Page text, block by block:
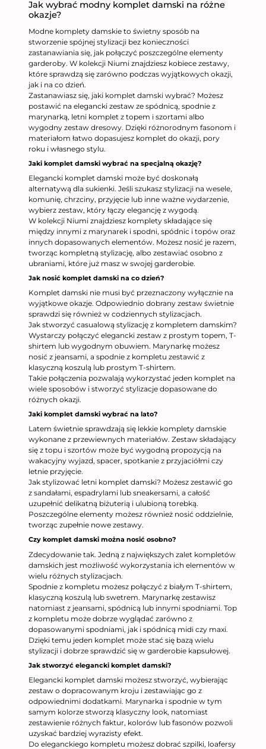
Jak wybrać modny komplet damski na różne
okazje?
Modne komplety damskie to świetny sposób na
stworzenie spójnej stylizacji bez konieczności
zastanawiania się, jak połączyć poszczególne elementy
garderoby. W kolekcji Niumi znajdziesz kobiece zestawy,
które sprawdzą się zarówno podczas wyjątkowych okazji,
jak i na co dzień.
Zastanawiasz się, jaki komplet damski wybrać? Możesz
postawić na elegancki zestaw ze spódnicą, spodnie z
marynarką, letni komplet z topem i szortami albo
wygodny zestaw dresowy. Dzięki różnorodnym fasonom i
materiałom łatwo dopasujesz komplet do okazji, pory
roku i własnego stylu.
Jaki komplet damski wybrać na specjalną okazję?
Elegancki komplet damski może być doskonałą
alternatywą dla sukienki. Jeśli szukasz stylizacji na wesele,
komunię, chrzciny, przyjęcie lub inne ważne wydarzenie,
wybierz zestaw, który łączy elegancję z wygodą.
W kolekcji Niumi znajdziesz komplety składające się
między innymi z marynarek i spodni, spódnic i topów oraz
innych dopasowanych elementów. Możesz nosić je razem,
tworząc kompletną stylizację, albo zestawiać osobno z
ubraniami, które już masz w swojej garderobie.
Jak nosić komplet damski na co dzień?
Komplet damski nie musi być przeznaczony wyłącznie na
wyjątkowe okazje. Odpowiednio dobrany zestaw świetnie
sprawdzi się również w codziennych stylizacjach.
Jak stworzyć casualową stylizację z kompletem damskim?
Wystarczy połączyć elegancki zestaw z prostym topem, T-
shirtem lub wygodnym obuwiem. Marynarkę możesz
nosić z jeansami, a spodnie z kompletu zestawić z
klasyczną koszulą lub prostym T-shirtem.
Takie połączenia pozwalają wykorzystać jeden komplet na
wiele sposobów i stworzyć stylizacje dopasowane do
różnych okazji.
Jaki komplet damski wybrać na lato?
Latem świetnie sprawdzają się lekkie komplety damskie
wykonane z przewiewnych materiałów. Zestaw składający
się z topu i szortów może być wygodną propozycją na
wakacyjny wyjazd, spacer, spotkanie z przyjaciółmi czy
letnie przyjęcie.
Jak stylizować letni komplet damski? Możesz zestawić go
z sandałami, espadrylami lub sneakersami, a całość
uzupełnić delikatną biżuterią i ulubioną torebką.
Poszczególne elementy możesz również nosić oddzielnie,
tworząc zupełnie nowe zestawy.
Czy komplet damski można nosić osobno?
Zdecydowanie tak. Jedną z największych zalet kompletów
damskich jest możliwość wykorzystania ich elementów w
wielu różnych stylizacjach.
Spodnie z kompletu możesz połączyć z białym T-shirtem,
klasyczną koszulą lub swetrem. Marynarkę zestawisz
natomiast z jeansami, spódnicą lub innymi spodniami. Top
z kompletu może dobrze wyglądać zarówno z
dopasowanymi spodniami, jak i spódnicą midi czy maxi.
Dzięki temu jeden komplet może stać się bazą wielu
stylizacji i dobrze sprawdzić się w garderobie kapsułowej.
Jak stworzyć elegancki komplet damski?
Elegancki komplet damski możesz stworzyć, wybierając
zestaw o dopracowanym kroju i zestawiając go z
odpowiednimi dodatkami. Marynarka i spodnie w tym
samym kolorze stworzą klasyczny look, natomiast
zestawienie różnych faktur, kolorów lub fasonów pozwoli
uzyskać bardziej wyrazisty efekt.
Do eleganckiego kompletu możesz dobrać szpilki, loafersy